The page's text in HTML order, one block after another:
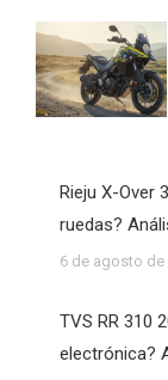
Rieju X-Over
ruedas?
6 de agosto de
TVS RR 310
electrónica?